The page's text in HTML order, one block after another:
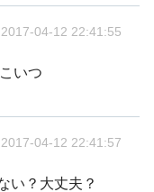
2017-04-12 22:41:55
いつ
2017-04-12 22:41:57
い？大丈夫？